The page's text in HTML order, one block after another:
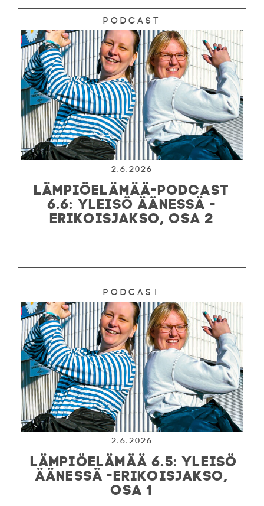
Podcast
2.6.2026
LÄMPIÖELÄMÄÄ-PODCAST
6.6: YLEISÖ ÄÄNESSÄ -
ERIKOISJAKSO, OSA 2
Podcast
2.6.2026
LÄMPIÖELÄMÄÄ 6.5: YLEISÖ
ÄÄNESSÄ -ERIKOISJAKSO,
OSA 1